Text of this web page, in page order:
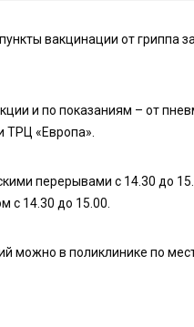
вакцинации от гриппа
и по показаниям – от
ТРЦ «Европа».
перерывами с 14.30 до
с 14.30 до 15.00.
можно в поликлинике по